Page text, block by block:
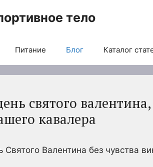
тело
Питание Блог Каталог
святого
кавалера
Валентина без чувства